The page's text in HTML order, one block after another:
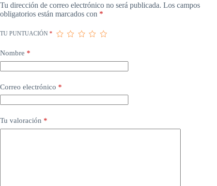
Tu dirección de correo electrónico no será publicada. Los campos
obligatorios están marcados con *
TU PUNTUACIÓN *
Nombre *
Correo electrónico *
Tu valoración *